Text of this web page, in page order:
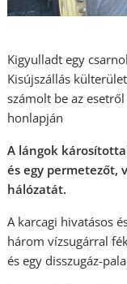
Kigyulladt egy
Kisújszállás
számolt be az
honlapján
A lángok
és egy permetezőt,
hálózatát.
A karcagi hivatásos
három vízsugárral
és egy disszugáz-